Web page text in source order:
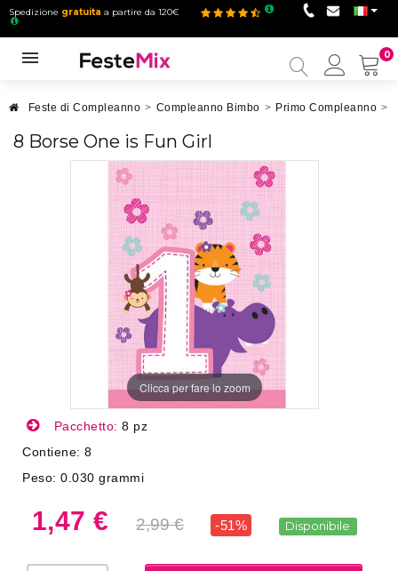
Spedizione gratuita a partire da 120€
0
mio
Feste di Compleanno > Compleanno Bimbo > Primo Compleanno >
8 Borse One is Fun Girl
Clicca per fare lo zoom
Pacchetto: 8 pz
Contiene: 8
Peso: 0.030 grammi
1,47 € 2,99 € -51% Disponibile